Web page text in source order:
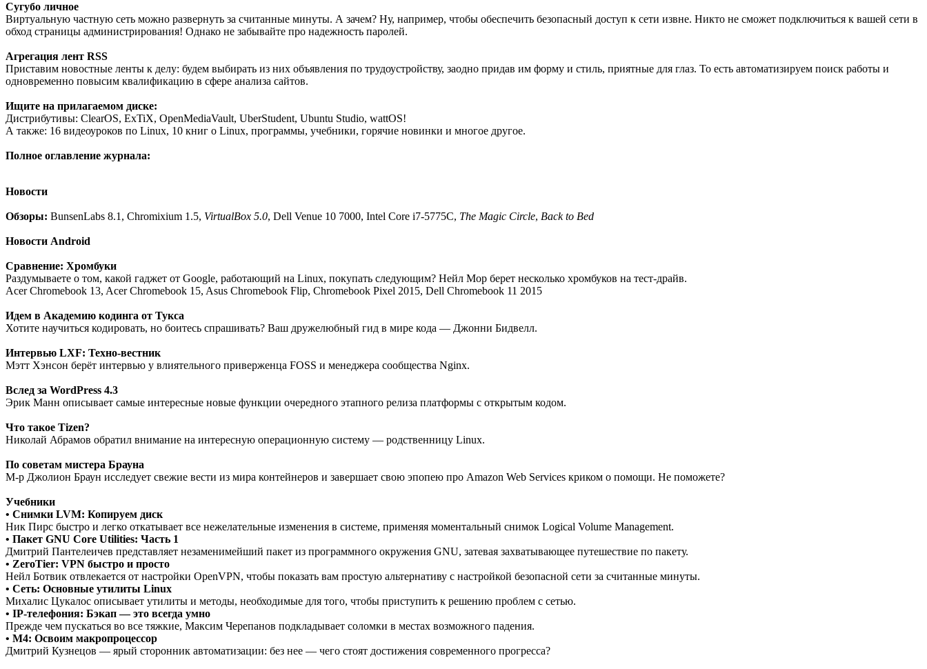
Сугубо личное
Виртуальную частную сеть можно развернуть за считанные минуты. А зачем? Ну, например, чтобы обеспечить безопасный доступ к сети извне. Никто не сможет подключиться к вашей сети в
обход страницы администрирования! Однако не забывайте про надежность паролей.
Агрегация лент RSS
Приставим новостные ленты к делу: будем выбирать из них объявления по трудоустройству, заодно придав им форму и стиль, приятные для глаз. То есть автоматизируем поиск работы и
одновременно повысим квалификацию в сфере анализа сайтов.
Ищите на прилагаемом диске:
Дистрибутивы: ClearOS, ExTiX, OpenMediaVault, UberStudent, Ubuntu Studio, wattOS!
А также: 16 видеоуроков по Linux, 10 книг о Linux, программы, учебники, горячие новинки и многое другое.
Полное оглавление журнала:
Новости
Обзоры: BunsenLabs 8.1, Chromixium 1.5, VirtualBox 5.0, Dell Venue 10 7000, Intel Core i7-5775C, The Magic Circle, Back to Bed
Новости Android
Сравнение: Хромбуки
Раздумываете о том, какой гаджет от Google, работающий на Linux, покупать следующим? Нейл Мор берет несколько хромбуков на тест-драйв.
Acer Chromebook 13, Acer Chromebook 15, Asus Chromebook Flip, Chromebook Pixel 2015, Dell Chromebook 11 2015
Идем в Академию кодинга от Тукса
Хотите научиться кодировать, но боитесь спрашивать? Ваш дружелюбный гид в мире кода — Джонни Бидвелл.
Интервью LXF: Техно-вестник
Мэтт Хэнсон берёт интервью у влиятельного приверженца FOSS и менеджера сообщества Nginx.
Вслед за WordPress 4.3
Эрик Манн описывает самые интересные новые функции очередного этапного релиза платформы с открытым кодом.
Что такое Tizen?
Николай Абрамов обратил внимание на интересную операционную систему — родственницу Linux.
По советам мистера Брауна
М-р Джолион Браун исследует свежие вести из мира контейнеров и завершает свою эпопею про Amazon Web Services криком о помощи. Не поможете?
Учебники
• Снимки LVM: Копируем диск
Ник Пирс быстро и легко откатывает все нежелательные изменения в системе, применяя моментальный снимок Logical Volume Management.
• Пакет GNU Core Utilities: Часть 1
Дмитрий Пантелеичев представляет незаменимейший пакет из программного окружения GNU, затевая захватывающее путешествие по пакету.
• ZeroTier: VPN быстро и просто
Нейл Ботвик отвлекается от настройки OpenVPN, чтобы показать вам простую альтернативу с настройкой безопасной сети за считанные минуты.
• Сеть: Основные утилиты Linux
Михалис Цукалос описывает утилиты и методы, необходимые для того, чтобы приступить к решению проблем с сетью.
• IP-телефония: Бэкап — это всегда умно
Прежде чем пускаться во все тяжкие, Максим Черепанов подкладывает соломки в местах возможного падения.
• М4: Освоим макропроцессор
Дмитрий Кузнецов — ярый сторонник автоматизации: без нее — чего стоят достижения современного прогресса?